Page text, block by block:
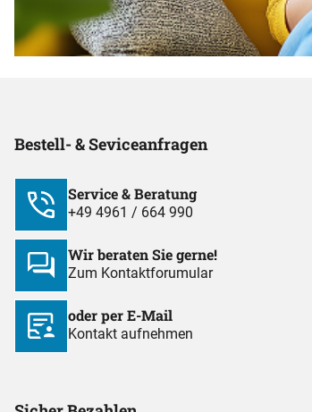
Bestell- & Seviceanfragen
Service & Beratung
+49 4961 / 664 990
Wir beraten Sie gerne!
Zum Kontaktforumular
oder per E-Mail
Kontakt aufnehmen